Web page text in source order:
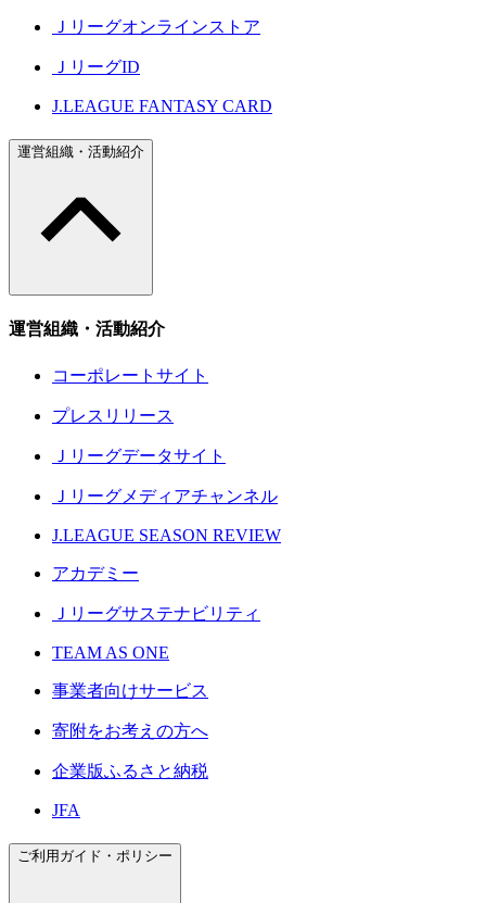
Ｊリーグオンラインストア
ＪリーグID
J.LEAGUE FANTASY CARD
運営組織・活動紹介
運営組織・活動紹介
コーポレートサイト
プレスリリース
Ｊリーグデータサイト
Ｊリーグメディアチャンネル
J.LEAGUE SEASON REVIEW
アカデミー
Ｊリーグサステナビリティ
TEAM AS ONE
事業者向けサービス
寄附をお考えの方へ
企業版ふるさと納税
JFA
ご利用ガイド・ポリシー